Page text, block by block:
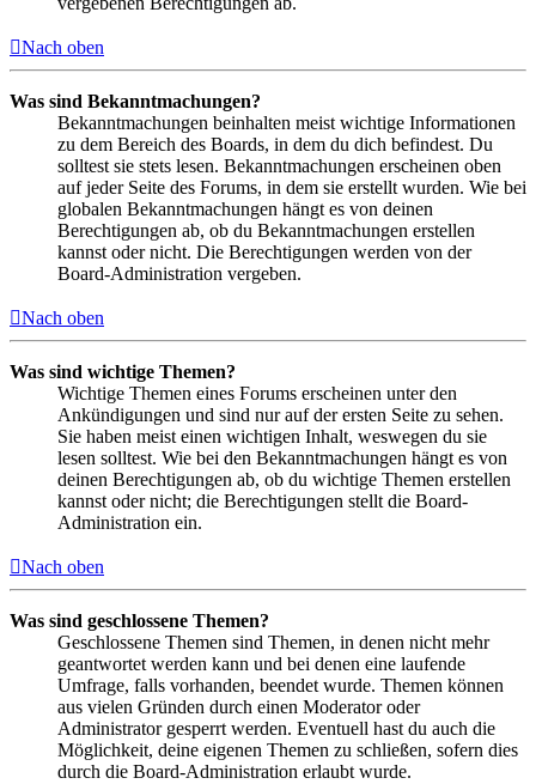
Nach oben
Was sind Bekanntmachungen?
Bekanntmachungen beinhalten meist wichtige Informationen
zu dem Bereich des Boards, in dem du dich befindest. Du
solltest sie stets lesen. Bekanntmachungen erscheinen oben
auf jeder Seite des Forums, in dem sie erstellt wurden. Wie bei
globalen Bekanntmachungen hängt es von deinen
Berechtigungen ab, ob du Bekanntmachungen erstellen
kannst oder nicht. Die Berechtigungen werden von der
Board-Administration vergeben.
Nach oben
Was sind wichtige Themen?
Wichtige Themen eines Forums erscheinen unter den
Ankündigungen und sind nur auf der ersten Seite zu sehen.
Sie haben meist einen wichtigen Inhalt, weswegen du sie
lesen solltest. Wie bei den Bekanntmachungen hängt es von
deinen Berechtigungen ab, ob du wichtige Themen erstellen
kannst oder nicht; die Berechtigungen stellt die Board-
Administration ein.
Nach oben
Was sind geschlossene Themen?
Geschlossene Themen sind Themen, in denen nicht mehr
geantwortet werden kann und bei denen eine laufende
Umfrage, falls vorhanden, beendet wurde. Themen können
aus vielen Gründen durch einen Moderator oder
Administrator gesperrt werden. Eventuell hast du auch die
Möglichkeit, deine eigenen Themen zu schließen, sofern dies
durch die Board-Administration erlaubt wurde.